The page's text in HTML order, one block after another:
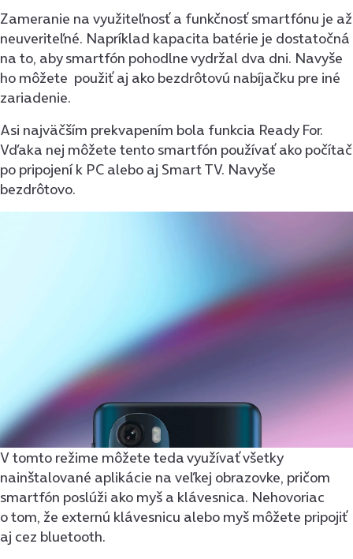
Zameranie na využiteľnosť a funkčnosť smartfónu je až
neuveriteľné. Napríklad kapacita batérie je dostatočná
na to, aby smartfón pohodlne vydržal dva dni. Navyše
ho môžete použiť aj ako bezdrôtovú nabíjačku pre iné
zariadenie.
Asi najväčším prekvapením bola funkcia Ready For.
Vďaka nej môžete tento smartfón používať ako počítač
po pripojení k PC alebo aj Smart TV. Navyše
bezdrôtovo.
V tomto režime môžete teda využívať všetky
nainštalované aplikácie na veľkej obrazovke, pričom
smartfón poslúži ako myš a klávesnica. Nehovoriac
o tom, že externú klávesnicu alebo myš môžete pripojiť
aj cez bluetooth.